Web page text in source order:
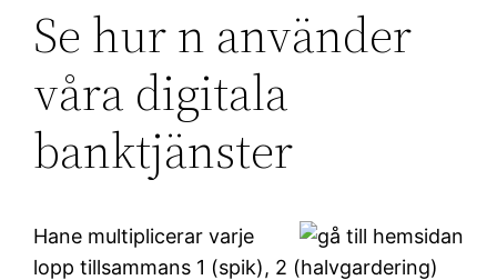
Se hur n använder
våra digitala
banktjänster
Hane multiplicerar varje
lopp tillsammans 1 (spik), 2 (halvgardering)